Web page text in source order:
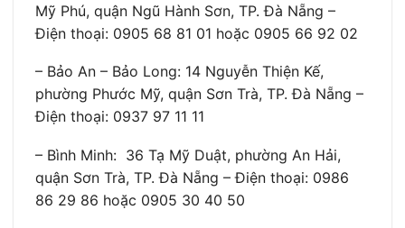
Mỹ Phú, quận Ngũ Hành Sơn, TP. Đà Nẵng –
Điện thoại: 0905 68 81 01 hoặc 0905 66 92 02
– Bảo An – Bảo Long: 14 Nguyễn Thiện Kế,
phường Phước Mỹ, quận Sơn Trà, TP. Đà Nẵng –
Điện thoại: 0937 97 11 11
– Bình Minh: 36 Tạ Mỹ Duật, phường An Hải,
quận Sơn Trà, TP. Đà Nẵng – Điện thoại: 0986
86 29 86 hoặc 0905 30 40 50